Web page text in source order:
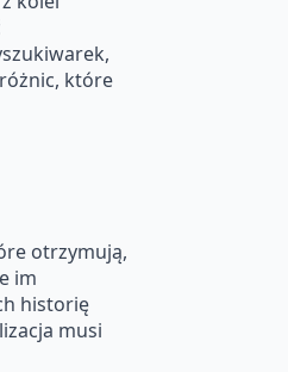
które
otrzymują,
im
historię
musi